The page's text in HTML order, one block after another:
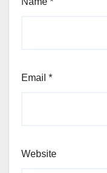
Email *
Website